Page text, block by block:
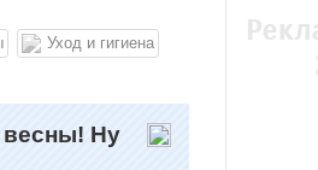
Уход и гигиена
весны! Ну